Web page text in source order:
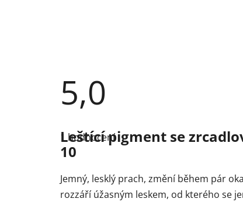
5,0
hodnocení
produktu
je
5,0
5
hvězdiček.
1 hodnocení
Leštící pigment se
10
Jemný, lesklý prach, změní během pár
rozzáří úžasným leskem, od kterého se